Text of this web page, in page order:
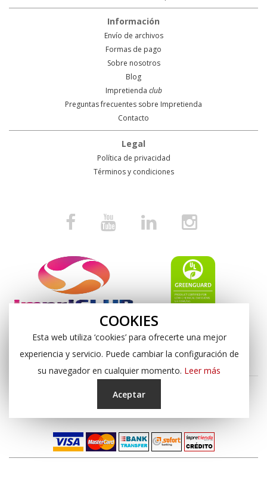
COOKIES
Esta web utiliza ‘cookies’ para ofrecerte una mejor
experiencia y servicio. Puede cambiar la configuración de
su navegador en cualquier momento. Leer más
Aceptar
Información
Envío de archivos
Formas de pago
Sobre nosotros
Blog
Impretienda club
Preguntas frecuentes sobre Impretienda
Contacto
Legal
Política de privacidad
Términos y condiciones
Copyright © 2024, Impresión Digital Almería S.L